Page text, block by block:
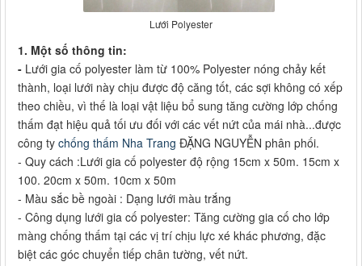
Lưới Polyester
1. Một số thông tin:
- Lưới gia cố polyester làm từ 100% Polyester nóng chảy kết
thành, loại lưới này chịu được độ căng tốt, các sợi không có xếp
theo chiều, vì thế là loại vật liệu bổ sung tăng cường lớp chống
thấm đạt hiệu quả tối ưu đối với các vết nứt của mái nhà...được
công ty chống thấm Nha Trang ĐẶNG NGUYỄN phân phối.
- Quy cách :Lưới gia cố polyester độ rộng 15cm x 50m. 15cm x
100. 20cm x 50m. 10cm x 50m
- Màu sắc bề ngoài : Dạng lưới màu trắng
- Công dụng lưới gia cố polyester: Tăng cường gia cố cho lớp
màng chống thấm tại các vị trí chịu lực xé khác phương, đặc
biệt các góc chuyển tiếp chân tường, vết nứt.